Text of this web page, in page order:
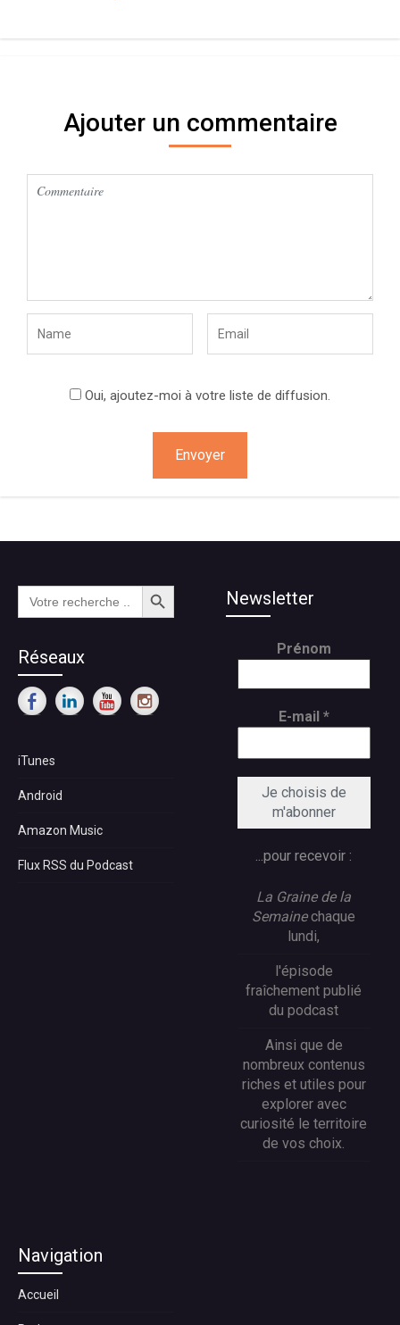
Ajouter un commentaire
Oui, ajoutez-moi à votre liste de diffusion.
Search
for:
Search Button
Réseaux
iTunes
Android
Amazon Music
Flux RSS du Podcast
Newsletter
Prénom
E-mail *
...pour recevoir :
La Graine de la
Semainechaque
lundi,
l'épisode
fraîchement publié
du podcast
Ainsi que de
nombreux contenus
riches et utiles pour
explorer avec
curiosité le territoire
de vos choix.
Navigation
Accueil